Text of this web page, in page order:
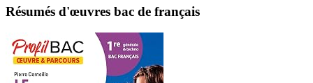
Résumés d'œuvres bac de français